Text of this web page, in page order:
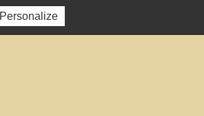
Personalize